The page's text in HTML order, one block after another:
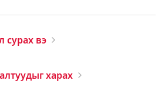
сурах вэ
харах